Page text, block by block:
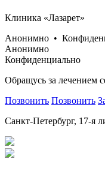
Клиника «Лазарет»
Анонимно •
Анонимно
Конфиденциально
Обращусь за лечением
Позвонить Позвонить
Санкт-Петербург, 17-я